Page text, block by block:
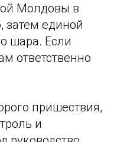
Молдовы в
затем единой
шара. Если
ответственно
пришествия,
и